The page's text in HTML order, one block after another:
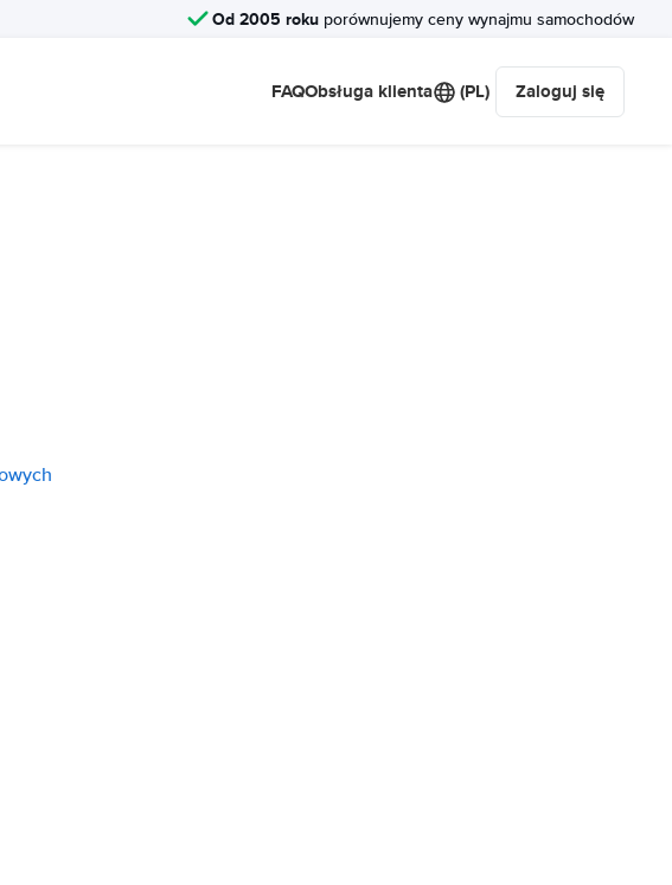
Od 2005 roku porównujemy ceny wynajmu samochodów
FAQObsługa klienta (PL) Zaloguj się